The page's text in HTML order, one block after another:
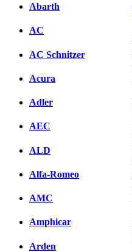
Abarth
AC
AC Schnitzer
Acura
Adler
AEC
ALD
Alfa-Romeo
AMC
Amphicar
Arden